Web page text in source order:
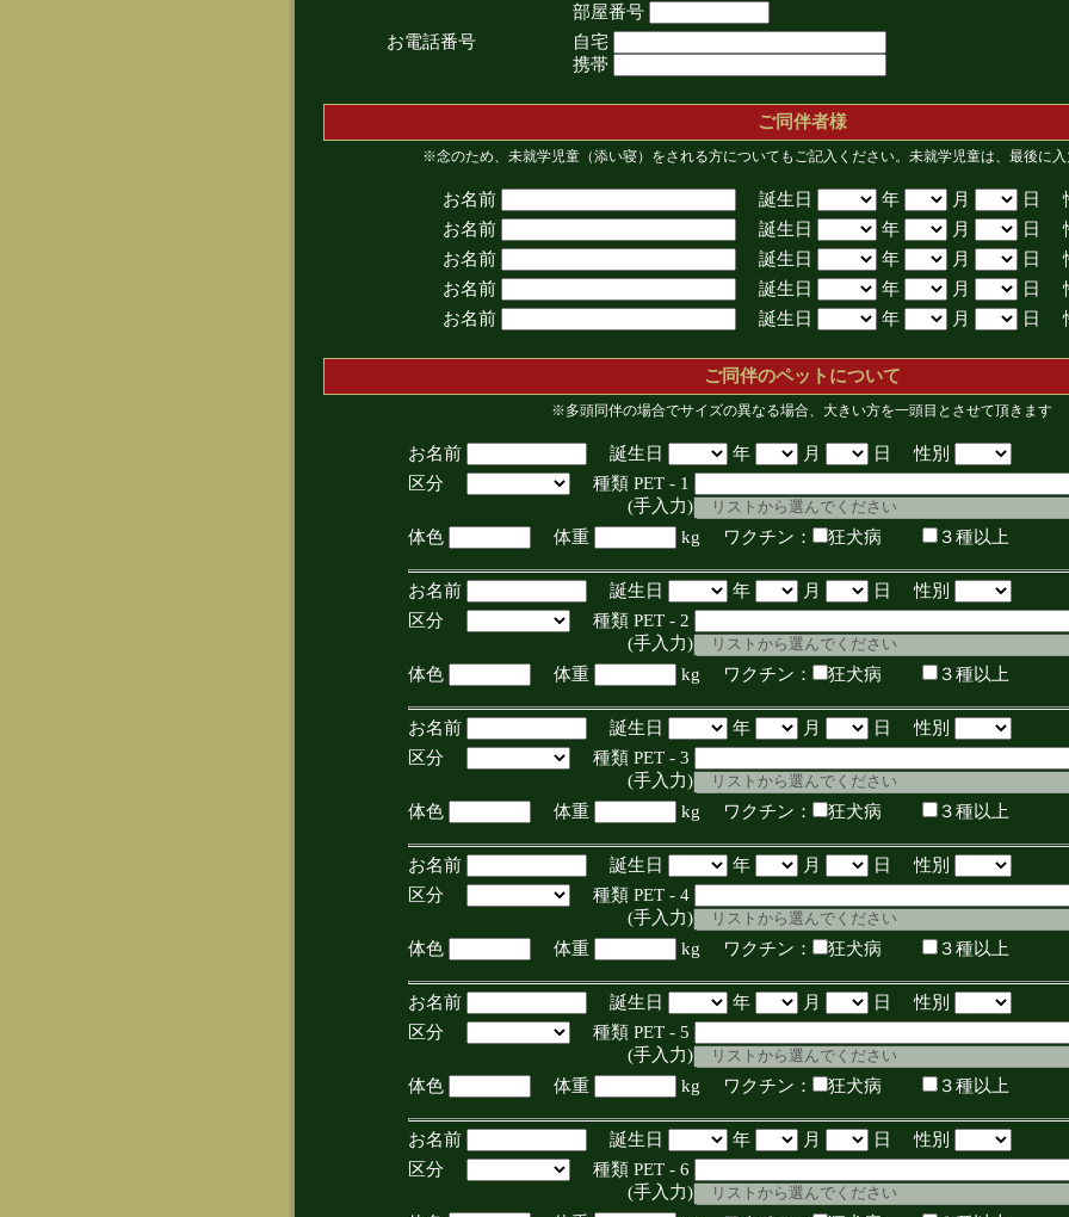
部屋番号
お電話番号
自宅
携帯
ご同伴者様
※念のため、未就学児童（添い寝）をされる方についてもご記入ください。未就学児童は、最後に入
お名前 誕生日 年 月
日
お名前
誕生日 年 月
日
お名前
誕生日 年 月
日
お名前
誕生日 年 月
日
お名前
誕生日 年 月 日
ご同伴のペットについて
※多頭同伴の場合でサイズの異なる場合、大きい方を一頭目とさせて頂きます
お名前 誕生日 年 月
日 性別
区分
種類 PET - 1
(手入力)
体色
体重 kg ワクチン： 狂犬病 ３種以上
お名前 誕生日 年 月
日 性別
区分
種類 PET - 2
(手入力)
体色
体重 kg ワクチン： 狂犬病 ３種以上
お名前 誕生日 年 月
日 性別
区分
種類 PET - 3
(手入力)
体色
体重 kg ワクチン： 狂犬病 ３種以上
お名前 誕生日 年 月
日 性別
区分
種類 PET - 4
(手入力)
体色
体重 kg ワクチン： 狂犬病 ３種以上
お名前 誕生日 年 月
日 性別
区分
種類 PET - 5
(手入力)
体色
体重 kg ワクチン： 狂犬病 ３種以上
お名前 誕生日 年 月
日 性別
区分
種類 PET - 6
(手入力)